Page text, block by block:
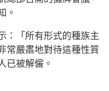
。
：「所有形式的種族主
常嚴肅地對待這種性質
已被解僱。